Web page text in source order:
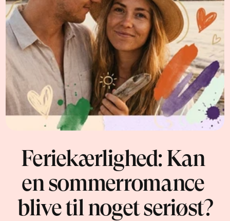
Feriekærlighed: Kan
en sommerromance
blive til noget seriøst?